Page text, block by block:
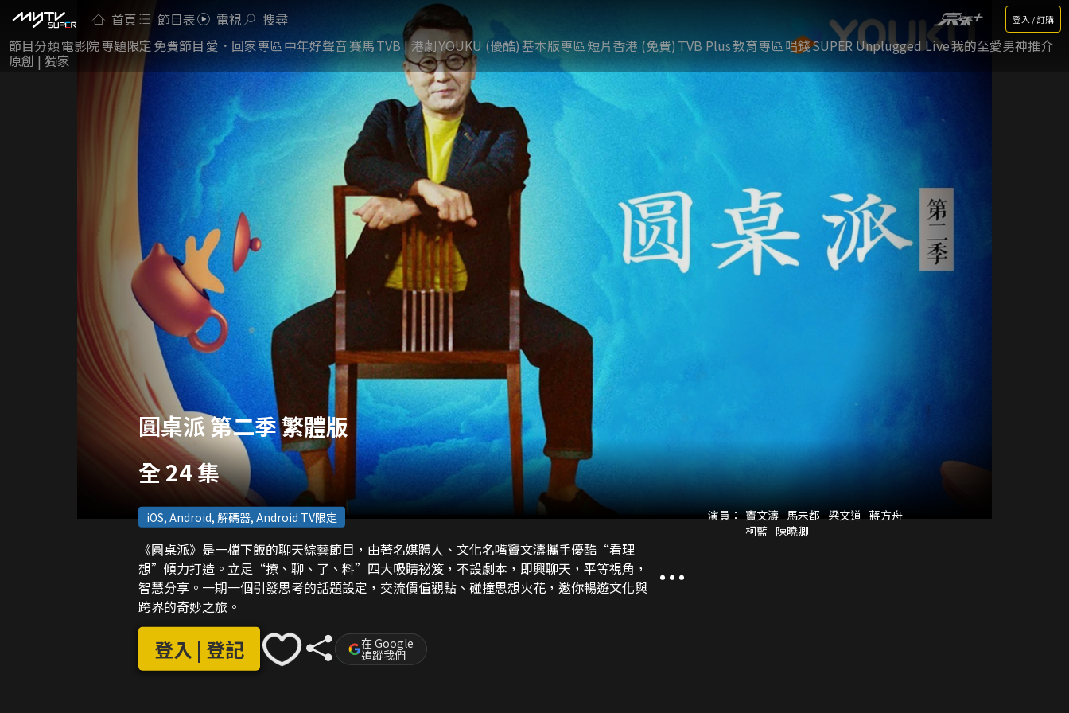
首頁 節目表 電視 搜尋 登入 / 訂購
節目分類電影院專題限定免費節目 愛．回家專區中年好聲音賽馬TVB | 港劇YOUKU (優酷)基本版專區短片香港 (免費) TVB Plus教育專區唱錢SUPER Unplugged Live我的至愛男神推介
原創 | 獨家
圓桌派 第二季 繁體版
全 24 集
iOS, Android, 解碼器, Android TV限定
《圓桌派》是一檔下飯的聊天綜藝節目，由著名媒體人、文化名嘴竇文濤攜手優酷“看理
想”傾力打造。立足“撩、聊、了、料”四大吸睛祕笈，不設劇本，即興聊天，平等視角，
智慧分享。一期一個引發思考的話題設定，交流價值觀點、碰撞思想火花，邀你暢遊文化與
跨界的奇妙之旅。
登入 | 登記 在 Google
追蹤我們
演員： 竇文濤 馬未都 梁文道 蔣方舟
柯藍 陳曉卿